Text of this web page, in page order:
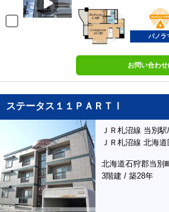
パノラ
お問い合わ
ステータス１１ＰＡＲＴⅠ
ＪＲ札沼線 当別
ＪＲ札沼線 北海
北海道石狩郡当別
3階建 / 築28年